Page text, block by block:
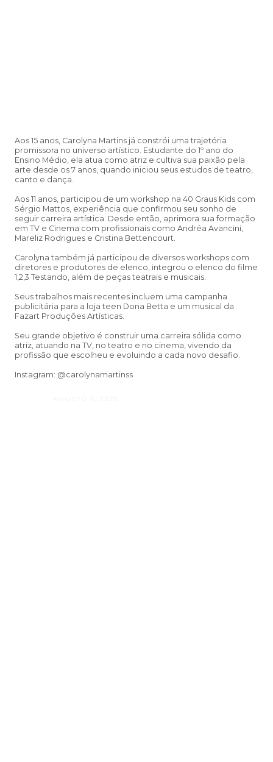
Aos 15 anos, Carolyna Martins já constrói uma trajetória
promissora no universo artístico. Estudante do 1º ano do
Ensino Médio, ela atua como atriz e cultiva sua paixão pela
arte desde os 7 anos, quando iniciou seus estudos de teatro,
canto e dança.
Aos 11 anos, participou de um workshop na 40 Graus Kids com
Sérgio Mattos, experiência que confirmou seu sonho de
seguir carreira artística. Desde então, aprimora sua formação
em TV e Cinema com profissionais como Andréa Avancini,
Mareliz Rodrigues e Cristina Bettencourt.
Carolyna também já participou de diversos workshops com
diretores e produtores de elenco, integrou o elenco do filme
1,2,3 Testando, além de peças teatrais e musicais.
Seus trabalhos mais recentes incluem uma campanha
publicitária para a loja teen Dona Betta e um musical da
Fazart Produções Artísticas.
Seu grande objetivo é construir uma carreira sólida como
atriz, atuando na TV, no teatro e no cinema, vivendo da
profissão que escolheu e evoluindo a cada novo desafio.
Instagram: @carolynamartinss